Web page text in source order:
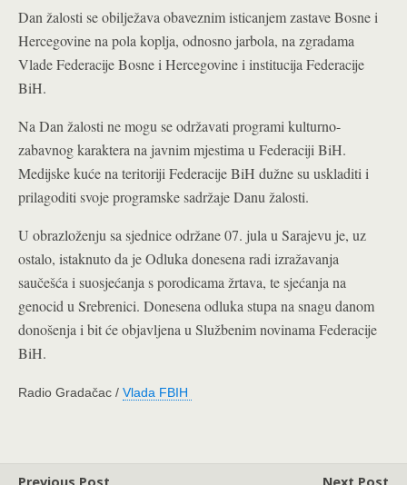
Dan žalosti se obilježava obaveznim isticanjem zastave Bosne i
Hercegovine na pola koplja, odnosno jarbola, na zgradama
Vlade Federacije Bosne i Hercegovine i institucija Federacije
BiH.
Na Dan žalosti ne mogu se održavati programi kulturno-
zabavnog karaktera na javnim mjestima u Federaciji BiH.
Medijske kuće na teritoriji Federacije BiH dužne su uskladiti i
prilagoditi svoje programske sadržaje Danu žalosti.
U obrazloženju sa sjednice održane 07. jula u Sarajevu je, uz
ostalo, istaknuto da je Odluka donesena radi izražavanja
saučešća i suosjećanja s porodicama žrtava, te sjećanja na
genocid u Srebrenici. Donesena odluka stupa na snagu danom
donošenja i bit će objavljena u Službenim novinama Federacije
BiH.
Radio Gradačac / Vlada FBIH